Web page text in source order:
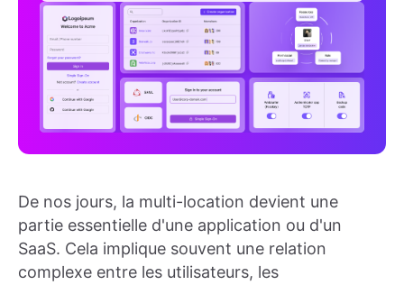
De nos jours, la multi-location devient une
partie essentielle d'une application ou d'un
SaaS. Cela implique souvent une relation
complexe entre les utilisateurs, les